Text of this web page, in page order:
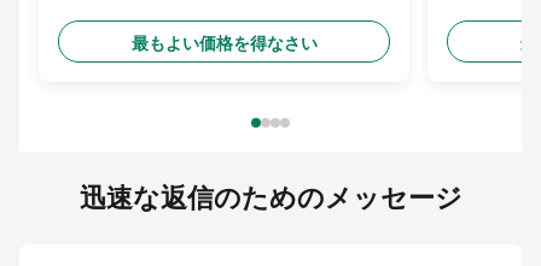
最もよい価格を得なさい 最
迅速な返信のためのメッセージ